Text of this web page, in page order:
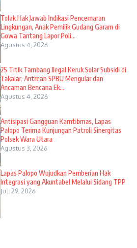
Tolak Hak Jawab Indikasi Pencemaran
Lingkungan, Anak Pemilik Gudang Garam di
Gowa Tantang Lapor Poli...
Agustus 4, 2026
25 Titik Tambang Ilegal Keruk Solar Subsidi di
Takalar, Antrean SPBU Mengular dan
Ancaman Bencana Ek...
Agustus 4, 2026
Antisipasi Gangguan Kamtibmas, Lapas
Palopo Terima Kunjungan Patroli Sinergitas
Polsek Wara Utara
Agustus 3, 2026
Lapas Palopo Wujudkan Pemberian Hak
Integrasi yang Akuntabel Melalui Sidang TPP
Juli 29, 2026